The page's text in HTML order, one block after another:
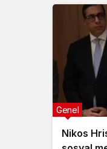
Nikos
Genel